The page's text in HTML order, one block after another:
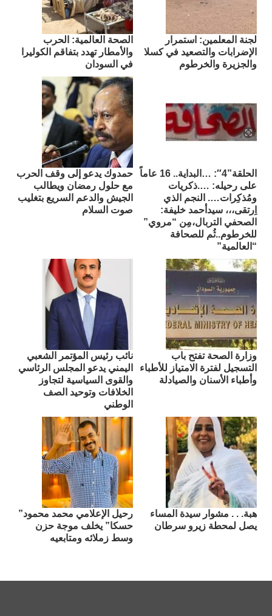
لجنة المعلمين: استمرار
الإضرابات والتصعيد في كسلا
والجزيرة والخرطوم
الصحة العالمية: الحرب
والأمطار تهدد بتفاقم الكوليرا
في السودان
الحلقة”4″: …البداية.. 16 عاماً
على رحيله: ….ذكريات
ومُذكِرات…. النجم الذي
اِرتقى،،، سيدأحمد خليفة:
الصحفي التربال،مِن “مروي”
للخرطوم..ثُم للصحافة
“العالمية”
حمدوك يدعو إلى وقف الحرب
مع حلول رمضان ويطالب
الجيش والدعم السريع بتغليب
صوت السلام
وزارة الصحة تفتح باب
التسجيل لفترة الامتياز للأطباء
وأطباء الأسنان والصيادلة
نائب رئيس المؤتمر الشعبي
اليمني يدعو المجلس الرئاسي
والقوى السياسية لتجاوز
الخلافات وتوحيد الصف
الوطني
هبة. . . مشوار سيدة المساء
يصل لمحطة زيرو سرطان
رحيل الإعلامي محمد محمود”
حسكا” يخلف موجة حزن
وسط زملائه ومتابعيه